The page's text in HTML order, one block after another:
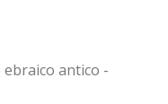
antico -